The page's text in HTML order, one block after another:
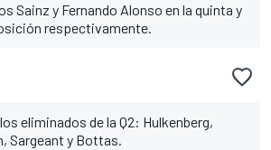
Sainz y Fernando Alonso en la quinta y
respectivamente.
eliminados de la Q2: Hulkenberg,
Sargeant y Bottas.